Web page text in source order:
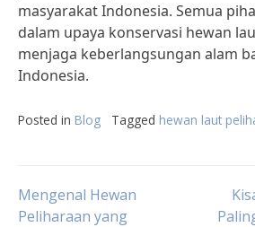
masyarakat Indonesia. Semua
dalam upaya konservasi hewan
menjaga keberlangsungan alam
Indonesia.
Posted in Blog Tagged hewan laut
Post
Mengenal Hewan
Peliharaan yang